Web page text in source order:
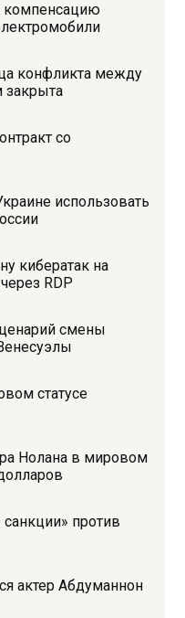
компенсацию
конфликта между
со
использовать
кибератак на
RDP
смены
статусе
Нолана в мировом
против
актер Абдуманнон